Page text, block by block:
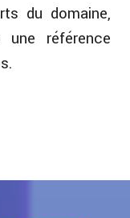
du domaine,
référence